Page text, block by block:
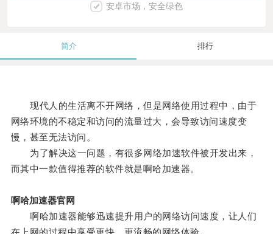
安卓市场，安全绿色
简介 排行
现代人的生活离不开网络，但是网络使用过程中，由于
网络环境的不稳定和访问的流量过大，会导致访问速度变
慢，甚至无法访问。
为了解决这一问题，有很多网络加速软件被开发出来，
而其中一款值得推荐的软件就是啊哈加速器。
啊哈加速器官网
啊哈加速器能够迅速提升用户的网络访问速度，让人们